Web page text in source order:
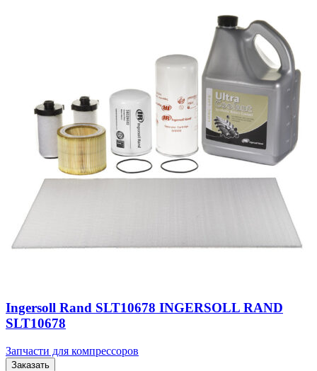
Ingersoll Rand SLT10678 INGERSOLL RAND
SLT10678
Запчасти для компрессоров
Заказать